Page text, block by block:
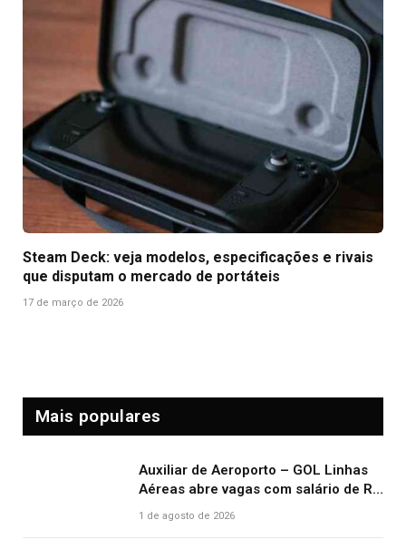
Steam Deck: veja modelos, especificações e rivais
que disputam o mercado de portáteis
17 de março de 2026
Mais populares
Auxiliar de Aeroporto – GOL Linhas
Aéreas abre vagas com salário de R$
2.000,00 e benefícios atrativos
1 de agosto de 2026